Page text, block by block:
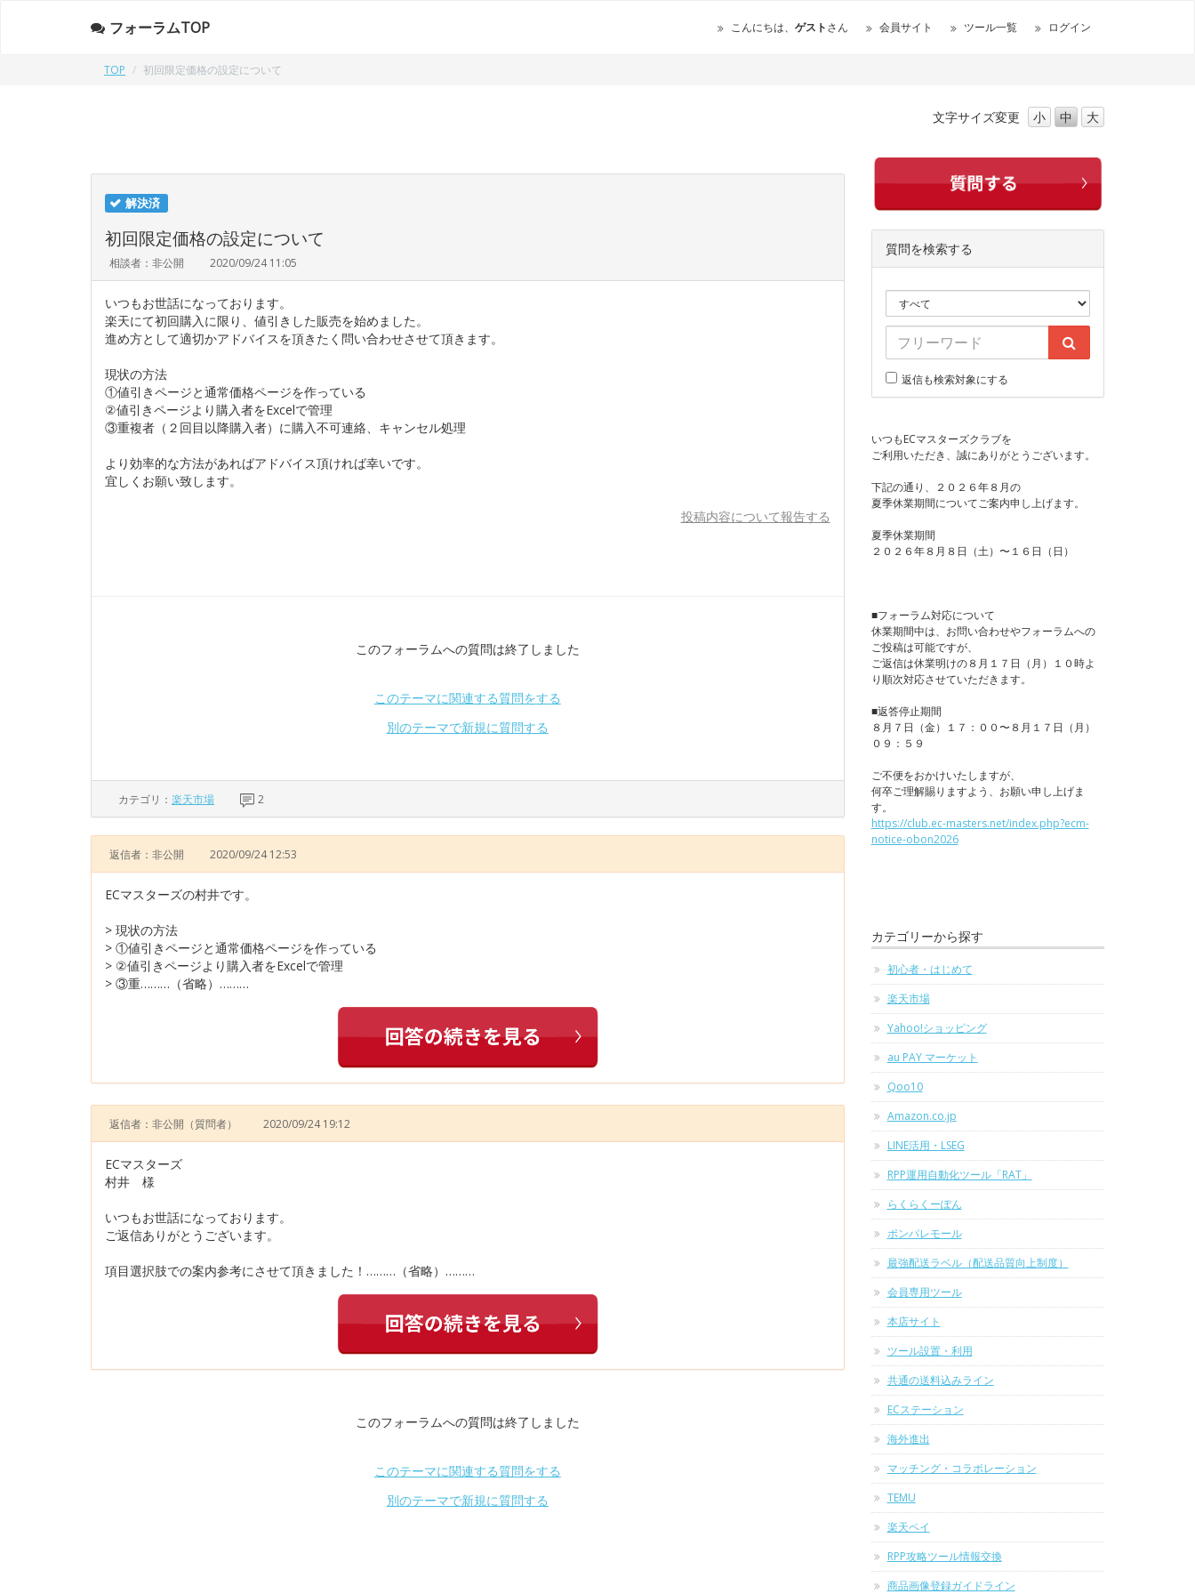
フォーラムTOP こんにちは、 ゲストさん 会員サイト ツール一覧 ログイン
TOP 初回限定価格の設定について
文字サイズ変更 小 中 大
解決済
初回限定価格の設定について
相談者：非公開 2020/09/24 11:05
いつもお世話になっております。
楽天にて初回購入に限り、値引きした販売を始めました。
進め方として適切かアドバイスを頂きたく問い合わせさせて頂きます。
現状の方法
①値引きページと通常価格ページを作っている
②値引きページより購入者をExcelで管理
③重複者（２回目以降購入者）に購入不可連絡、キャンセル処理
より効率的な方法があればアドバイス頂ければ幸いです。
宜しくお願い致します。
投稿内容について報告する
このフォーラムへの質問は終了しました
このテーマに関連する質問をする
別のテーマで新規に質問する
カテゴリ： 楽天市場 2
返信者：非公開 2020/09/24 12:53
ECマスターズの村井です。
> 現状の方法
> ①値引きページと通常価格ページを作っている
> ②値引きページより購入者をExcelで管理
> ③重………（省略）………
返信者：非公開 （質問者） 2020/09/24 19:12
ECマスターズ
村井 様
いつもお世話になっております。
ご返信ありがとうございます。
項目選択肢での案内参考にさせて頂きました！………（省略）………
このフォーラムへの質問は終了しました
このテーマに関連する質問をする
別のテーマで新規に質問する
質問を検索する
返信も検索対象にする
いつもECマスターズクラブを
ご利用いただき、誠にありがとうございます。
下記の通り、２０２６年８月の
夏季休業期間についてご案内申し上げます。
夏季休業期間
２０２６年８月８日（土）〜１６日（日）
■フォーラム対応について
休業期間中は、お問い合わせやフォーラムへの
ご投稿は可能ですが、
ご返信は休業明けの８月１７日（月）１０時よ
り順次対応させていただきます。
■返答停止期間
８月７日（金）１７：００〜８月１７日（月）
０９：５９
ご不便をおかけいたしますが、
何卒ご理解賜りますよう、お願い申し上げま
す。
https://club.ec-masters.net/index.php?ecm-
notice-obon2026
カテゴリーから探す
初心者・はじめて
楽天市場
Yahoo!ショッピング
au PAY マーケット
Qoo10
Amazon.co.jp
LINE活用・LSEG
RPP運用自動化ツール「RAT」
らくらくーぽん
ポンパレモール
最強配送ラベル（配送品質向上制度）
会員専用ツール
本店サイト
ツール設置・利用
共通の送料込みライン
ECステーション
海外進出
マッチング・コラボレーション
TEMU
楽天ペイ
RPP攻略ツール情報交換
商品画像登録ガイドライン